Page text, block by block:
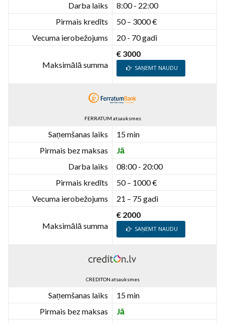
Darba laiks
8:00 - 22:00
Pirmais kredīts
50 – 3000 €
Vecuma ierobežojums
20 - 70 gadi
Maksimālā summa
€ 3000
SAŅEMT NAUDU
FERRATUM atsauksmes
Saņemšanas laiks
15 min
Pirmais bez maksas
Jā
Darba laiks
08:00 - 20:00
Pirmais kredīts
50 – 1000 €
Vecuma ierobežojums
21 – 75 gadi
Maksimālā summa
€ 2000
SAŅEMT NAUDU
CREDITON atsauksmes
Saņemšanas laiks
15 min
Pirmais bez maksas
Jā